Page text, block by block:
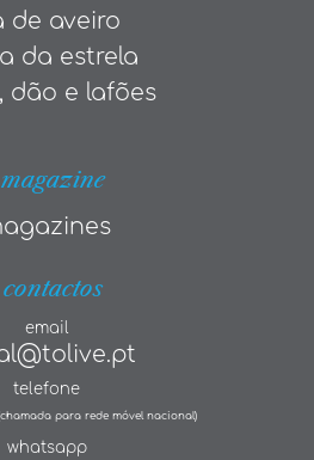
de aveiro
da estrela
dão e lafões
email
telefone
para rede móvel nacional)
whatsapp